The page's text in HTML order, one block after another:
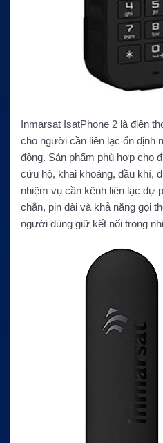
Inmarsat IsatPhone 2 là điện
cho người cần liên lạc ổn định
động. Sản phẩm phù hợp cho
cứu hộ, khai khoáng, dầu khí,
nhiệm vụ cần kênh liên lạc dự
chắn, pin dài và khả năng gọi
người dùng giữ kết nối trong